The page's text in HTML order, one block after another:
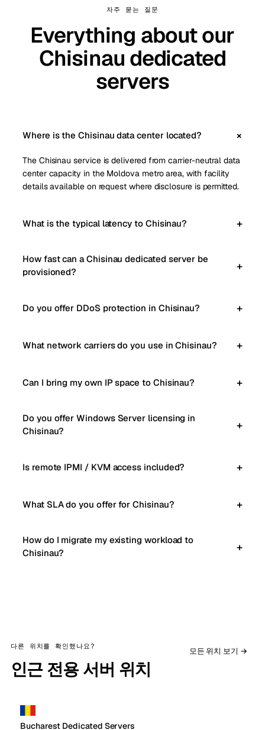
자주 묻는 질문
Everything about our
Chisinau dedicated
servers
Where is the Chisinau data center located?
The Chisinau service is delivered from carrier-neutral data
center capacity in the Moldova metro area, with facility
details available on request where disclosure is permitted.
What is the typical latency to Chisinau?
How fast can a Chisinau dedicated server be
provisioned?
Do you offer DDoS protection in Chisinau?
What network carriers do you use in Chisinau?
Can I bring my own IP space to Chisinau?
Do you offer Windows Server licensing in
Chisinau?
Is remote IPMI / KVM access included?
What SLA do you offer for Chisinau?
How do I migrate my existing workload to
Chisinau?
다른 위치를 확인했나요?
인근 전용 서버 위치
모든 위치 보기 →
Bucharest Dedicated Servers